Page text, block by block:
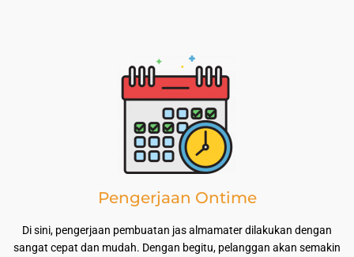
Pengerjaan Ontime
Di sini, pengerjaan pembuatan jas almamater dilakukan dengan
sangat cepat dan mudah. Dengan begitu, pelanggan akan semakin